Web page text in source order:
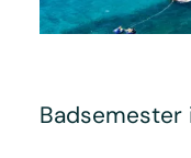
Badsemester